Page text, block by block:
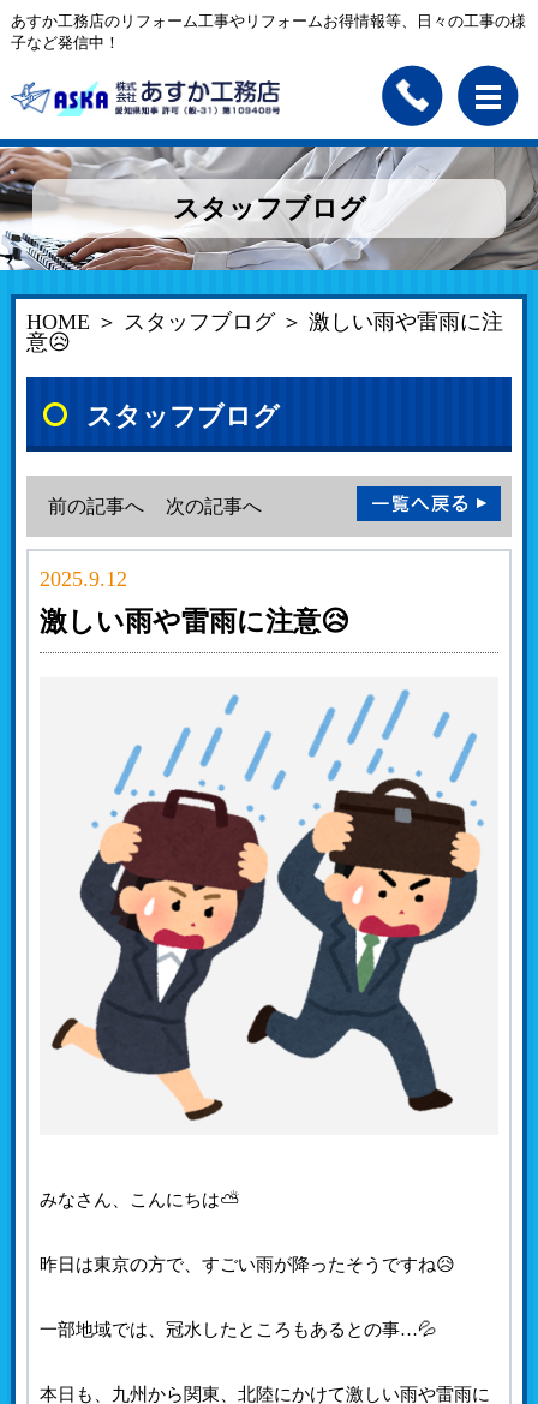
あすか工務店のリフォーム工事やリフォームお得情報等、日々の工事の様
子など発信中！
スタッフブログ
HOME ＞ スタッフブログ＞ 激しい雨や雷雨に注
意😥
スタッフブログ
前の記事へ 次の記事へ
2025.9.12
激しい雨や雷雨に注意😥
みなさん、こんにちは⛅
昨日は東京の方で、すごい雨が降ったそうですね😥
一部地域では、冠水したところもあるとの事…💦
本日も、九州から関東、北陸にかけて激しい雨や雷雨に